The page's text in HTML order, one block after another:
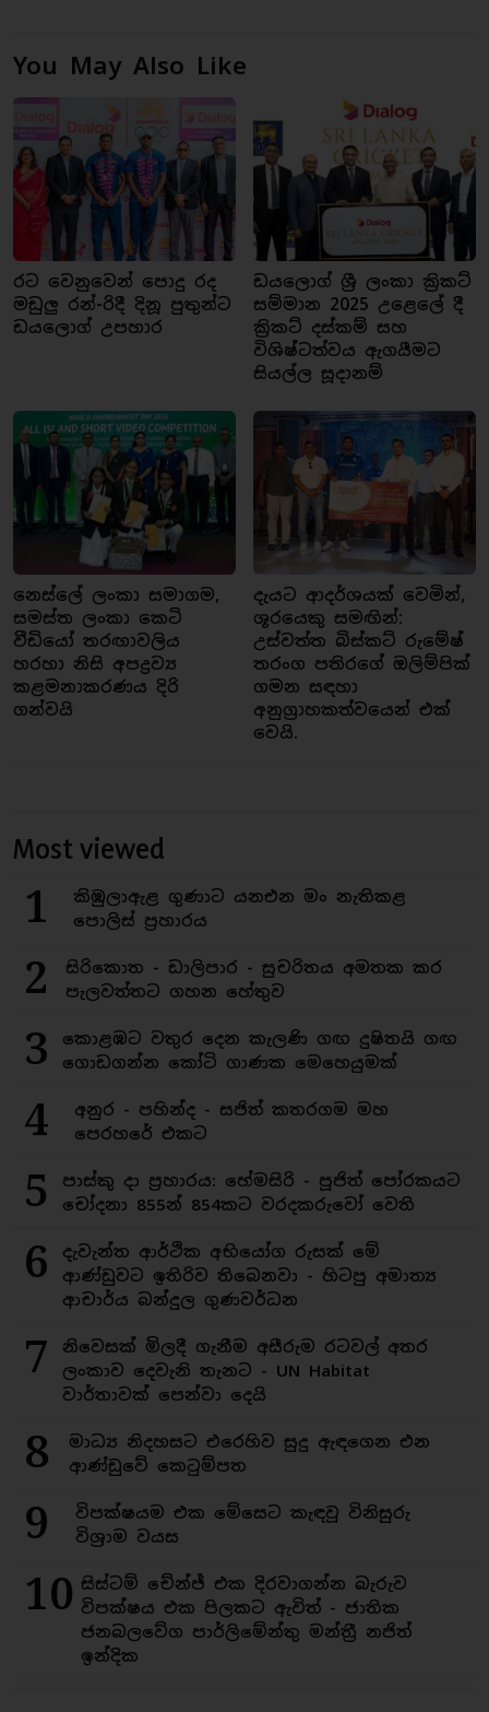
You May Also Like
රට වෙනුවෙන් පොදු රද
මඩුලු රන්-රිදී දිනූ පුතුන්ට
ඩයලොග් උපහාර
ඩයලොග් ශ්‍රී ලංකා ක්‍රිකට්
සම්මාන 2025 උළෙලේ දී
ක්‍රිකට් දස්කම් සහ
විශිෂ්ටත්වය ඇගයීමට
සියල්ල සූදානම්
නෙස්ලේ ලංකා සමාගම,
සමස්ත ලංකා කෙටි
වීඩියෝ තරඟාවලිය
හරහා නිසි අපද්‍රව්‍ය
කළමනාකරණය දිරි
ගන්වයි
දැයට ආදර්ශයක් වෙමින්,
ශූරයෙකු සමඟින්:
උස්වත්ත බිස්කට් රුමේෂ්
තරංග පතිරගේ ඔලිම්පික්
ගමන සඳහා
අනුග්‍රාහකත්වයෙන් එක්
වෙයි.
Most viewed
1
කිඹුලාඇළ ගුණාට යනඑන මං නැතිකළ
පොලිස් ප්‍රහාරය
2
සිරිකොත - ඩාලිපාර - සුචරිතය අමතක කර
පැලවත්තට ගහන හේතුව
3
කොළඹට වතුර දෙන කැලණි ගඟ දුෂිතයි ගඟ
ගොඩගන්න කෝටි ගාණක මෙහෙයුමක්
4
අනුර - පහින්ද - සජිත් කතරගම මහ
පෙරහරේ එකට
5
පාස්කු දා ප්‍රහාරය: හේමසිරි - පූජිත් පෝරකයට
චෝදනා 855න් 854කට වරදකරුවෝ වෙති
6
දැවැන්ත ආර්ථික අභියෝග රුසක් මේ
ආණ්ඩුවට ඉතිරිව තිබෙනවා - හිටපු අමාත්‍ය
ආචාර්ය බන්දුල ගුණවර්ධන
7
නිවෙසක් මිලදී ගැනීම අසීරුම රටවල් අතර
ලංකාව දෙවැනි තැනට - UN Habitat
වාර්තාවක් පෙන්වා දෙයි
8
මාධ්‍ය නිදහසට එරෙහිව සුදු ඇඳගෙන එන
ආණ්ඩුවේ කෙටුම්පත
9
විපක්ෂයම එක මේසෙට කැඳවූ විනිසුරු
විශ්‍රාම වයස
10 සිස්ටම් චේන්ජ් එක දිරවාගන්න බැරුව
විපක්ෂය එක පිලකට ඇවිත් - ජාතික
ජනබලවේග පාර්ලිමේන්තු මන්ත්‍රී නජිත්
ඉන්දික